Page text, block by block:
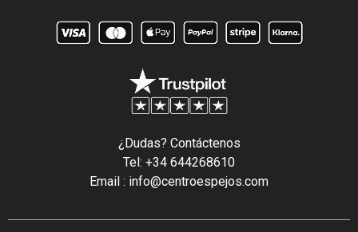
¿Dudas? Contáctenos
Tel: +34 644268610
Email : info@centroespejos.com